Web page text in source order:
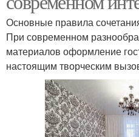
Основные правила
При современном
материалов оформление
настоящим творческим